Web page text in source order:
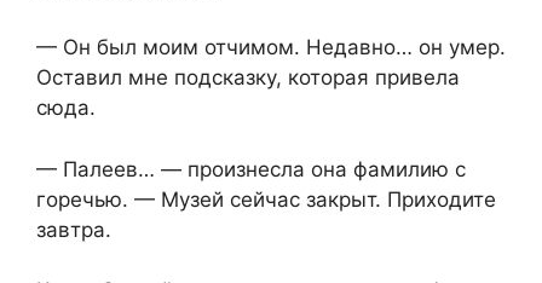
— Он был моим отчимом. Недавно… он умер.
Оставил мне подсказку, которая привела
сюда.
— Палеев… — произнесла она фамилию с
горечью. — Музей сейчас закрыт. Приходите
завтра.